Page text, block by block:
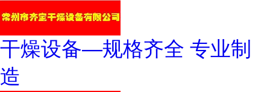
干燥设备—规格齐全 专业制
造